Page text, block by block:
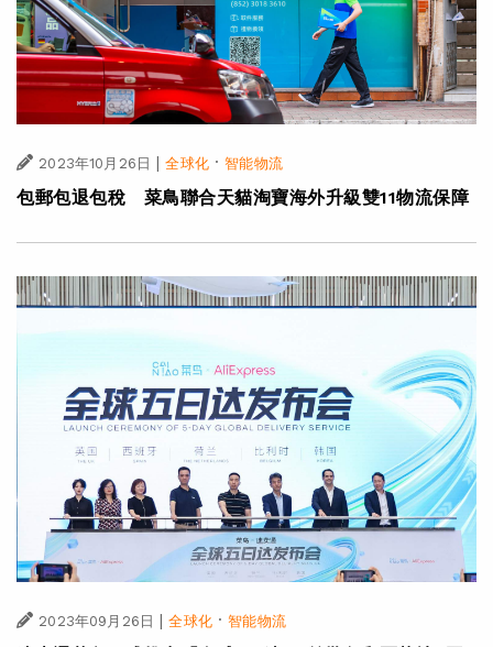
2023年10月26日 | 全球化·智能物流
包郵包退包稅 菜鳥聯合天貓淘寶海外升級雙11物流保障
2023年09月26日 | 全球化·智能物流